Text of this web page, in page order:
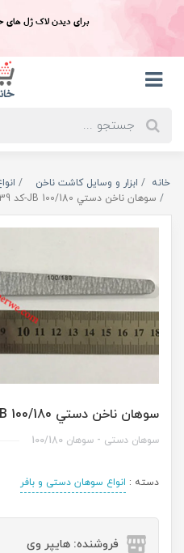
برای دیدن لاک ژل های
خانه ابزار و وسایل کاشت ناخن
سوهان ناخن دستي JB 100/180-کد 2139
سوهان ناخن دستي JB 100/180-کد 2139
سوهان دستی - سوهان 100/180
دسته : انواع سوهان دستی و بافر
فروشنده: هایپر وی